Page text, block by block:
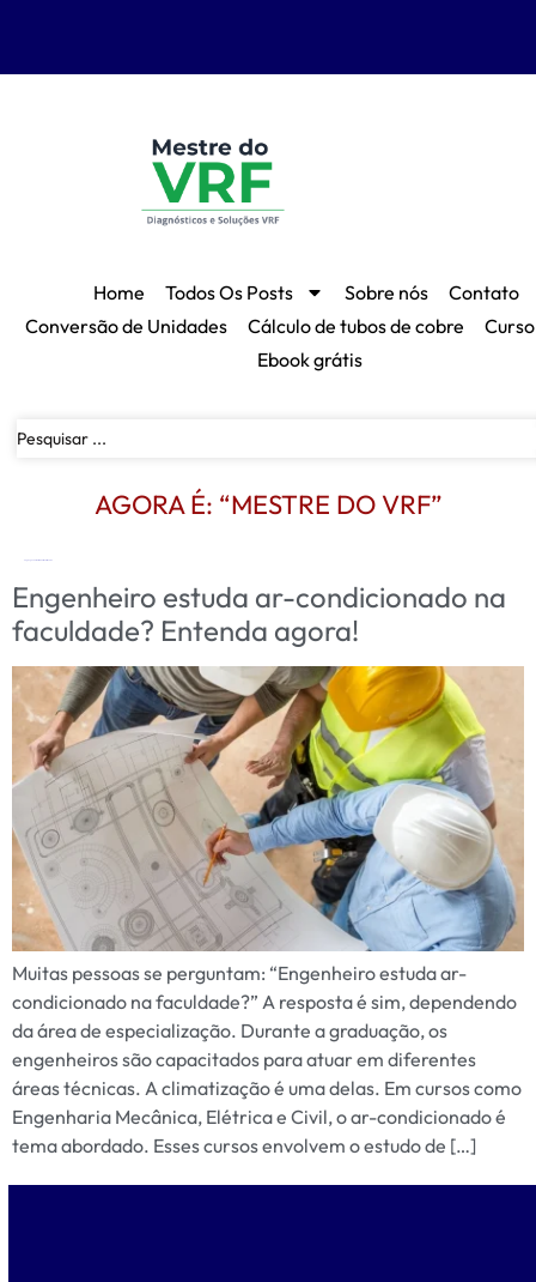
Home Todos Os Posts Sobre nós
Contato
Conversão de Unidades
Cálculo de tubos de cobre
Ebook grátis
AGORA É: “MESTRE DO VRF”
Engenheiro estuda ar-condicionado na
faculdade? Entenda agora!
Muitas pessoas se perguntam: “Engenheiro estuda ar-
condicionado na faculdade?” A resposta é sim, dependendo
da área de especialização. Durante a graduação, os
engenheiros são capacitados para atuar em diferentes
áreas técnicas. A climatização é uma delas. Em cursos como
Engenharia Mecânica, Elétrica e Civil, o ar-condicionado é
tema abordado. Esses cursos envolvem o estudo de […]